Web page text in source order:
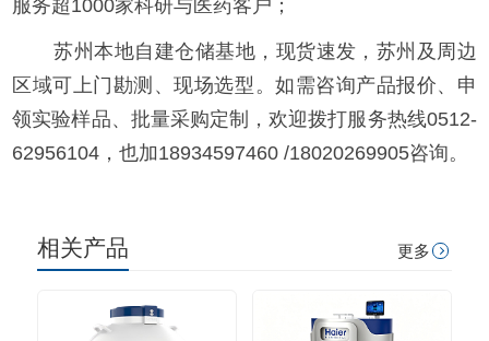
服务超1000家科研与医药客户；
苏州本地自建仓储基地，现货速发，苏州及周边
区域可上门勘测、现场选型。如需咨询产品报价、申
领实验样品、批量采购定制，欢迎拨打服务热线0512-
62956104，也加18934597460 /18020269905咨询。
相关产品 更多